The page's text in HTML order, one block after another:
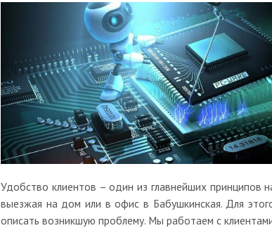
Удобство клиентов – один из главнейших принципов
выезжая на дом или в офис в Бабушкинская. Для
описать возникшую проблему. Мы работаем с